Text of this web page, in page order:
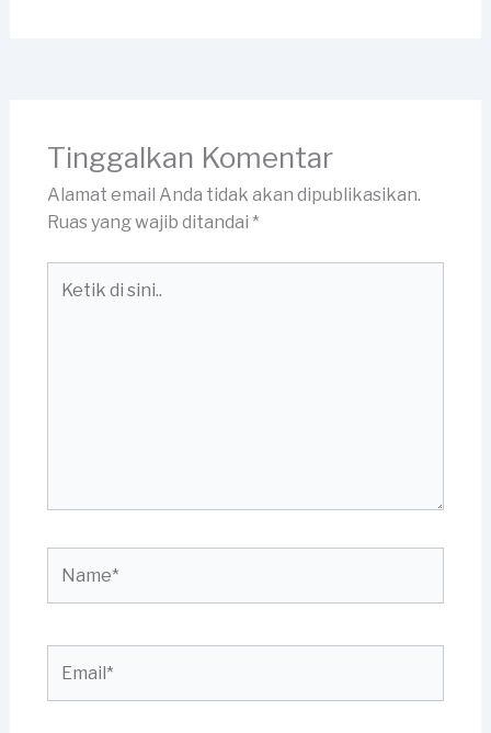
Tinggalkan Komentar
Alamat email Anda tidak akan dipublikasikan.
Ruas yang wajib ditandai *